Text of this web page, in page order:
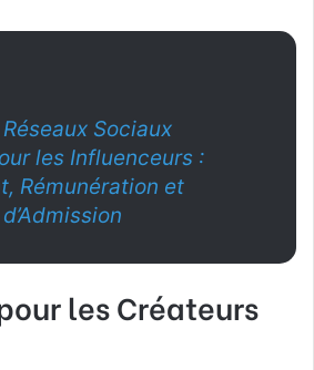
Sociaux
les Influenceurs :
Rémunération et
les Créateurs